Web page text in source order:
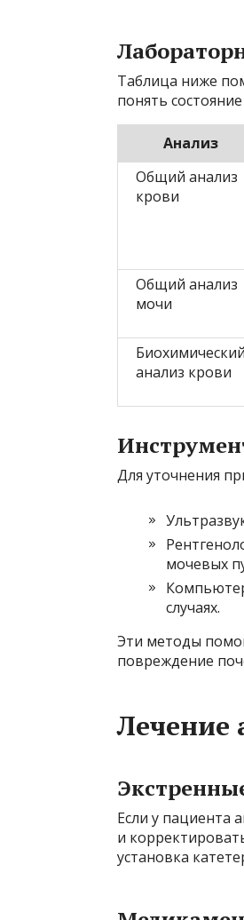
Таблица ниже
понять
Анализ
Общий анализ
крови
Общий анализ
мочи
Биохимический
анализ крови
Для уточнения
мочевых
случаях.
Эти методы
повреждение
Лечение
Если у пациента
и
установка